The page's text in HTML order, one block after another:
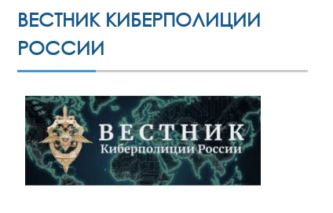
ВЕСТНИК КИБЕРПОЛИЦИИ
РОССИИ